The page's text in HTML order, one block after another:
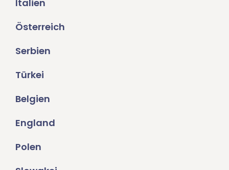
Italien
Österreich
Serbien
Türkei
Belgien
England
Polen